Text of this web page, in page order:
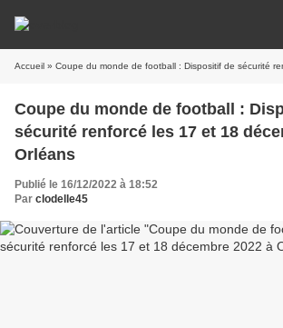
Accueil » Coupe du monde de football : Dispositif de sécurité renforcé les 17
Coupe du monde de football :
sécurité renforcé les 17 et 18
Orléans
Publié le 16/12/2022 à 18:52
Par clodelle45